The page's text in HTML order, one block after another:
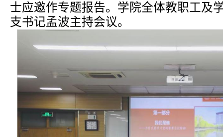
士应邀作专题报告。学院全体教职工及
支书记孟波主持会议。